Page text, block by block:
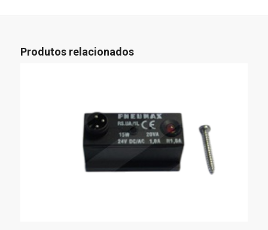
Produtos relacionados